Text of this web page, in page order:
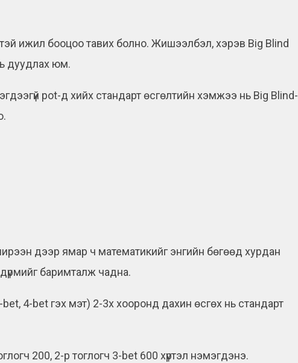
ижил бооцоо тавих болно. Жишээлбэл, хэрэв Big Blind
дуудлах юм.
pot-д хийх стандарт өсгөлтийн хэмжээ нь Big Blind-
дээр ямар ч математикийг энгийн бөгөөд хурдан
баримталж чадна.
4-bet гэх мэт) 2-3x хооронд дахин өсгөх нь стандарт
200, 2-р тоглогч 3-bet 600 хүртэл нэмэгдэнэ.